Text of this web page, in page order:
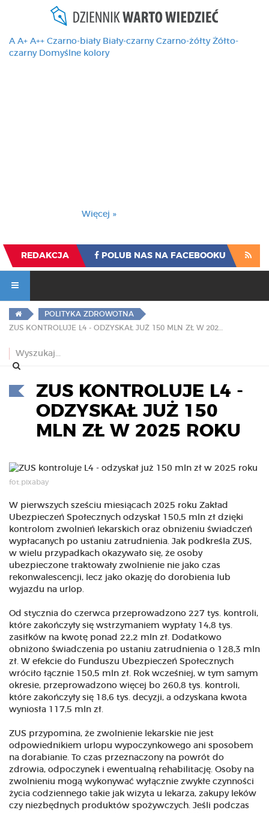
A A+ A++ Czarno-biały Biały-czarny Czarno-żółty Żółto-
czarny Domyślne kolory
Więcej »
REDAKCJA POLUB NAS NA FACEBOOKU
POLITYKA ZDROWOTNA
ZUS KONTROLUJE L4 -
ODZYSKAŁ JUŻ 150
MLN ZŁ W 2025 ROKU
fot.pixabay
W pierwszych sześciu miesiącach 2025 roku Zakład
Ubezpieczeń Społecznych odzyskał 150,5 mln zł dzięki
kontrolom zwolnień lekarskich oraz obniżeniu świadczeń
wypłacanych po ustaniu zatrudnienia. Jak podkreśla ZUS,
w wielu przypadkach okazywało się, że osoby
ubezpieczone traktowały zwolnienie nie jako czas
rekonwalescencji, lecz jako okazję do dorobienia lub
wyjazdu na urlop.
Od stycznia do czerwca przeprowadzono 227 tys. kontroli,
które zakończyły się wstrzymaniem wypłaty 14,8 tys.
zasiłków na kwotę ponad 22,2 mln zł. Dodatkowo
obniżono świadczenia po ustaniu zatrudnienia o 128,3 mln
zł. W efekcie do Funduszu Ubezpieczeń Społecznych
wróciło łącznie 150,5 mln zł. Rok wcześniej, w tym samym
okresie, przeprowadzono więcej bo 260,8 tys. kontroli,
które zakończyły się 18,6 tys. decyzji, a odzyskana kwota
wyniosła 117,5 mln zł.
ZUS przypomina, że zwolnienie lekarskie nie jest
odpowiednikiem urlopu wypoczynkowego ani sposobem
na dorabianie. To czas przeznaczony na powrót do
zdrowia, odpoczynek i ewentualną rehabilitację. Osoby na
zwolnieniu mogą wykonywać wyłącznie zwykłe czynności
życia codziennego takie jak wizyta u lekarza, zakupy leków
czy niezbędnych produktów spożywczych. Jeśli podczas